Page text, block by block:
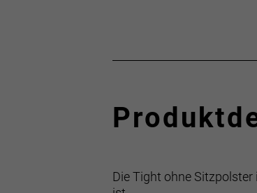
Die Tight ohne